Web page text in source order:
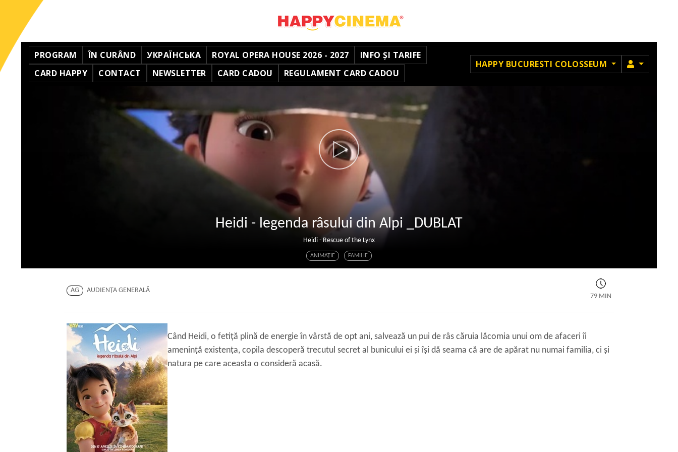
PROGRAM ÎN CURÂND УКРАЇНСЬКА ROYAL OPERA HOUSE 2026 - 2027
INFO ȘI TARIFE
CARD HAPPY
CONTACT NEWSLETTER CARD CADOU REGULAMENT CARD CADOU
HAPPY BUCURESTI COLOSSEUM MEMBRU
Heidi - legenda râsului din Alpi _DUBLAT
Heidi - Rescue of the Lynx
ANIMAŢIE FAMILIE
AG
AUDIENŢA GENERALĂ
79 MIN
Când Heidi, o fetiță plină de energie în vârstă de opt ani, salvează un pui de râs căruia lăcomia unui om de afaceri îi
amenință existența, copila descoperă trecutul secret al bunicului ei și își dă seama că are de apărat nu numai familia, ci și
natura pe care aceasta o consideră acasă.